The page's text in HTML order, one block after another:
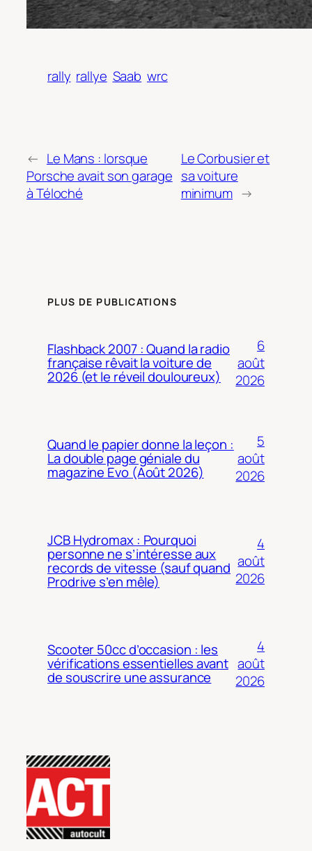
rally rallye Saab wrc
← Le Mans : lorsque
Porsche avait son garage
à Téloché
Le Corbusier et
sa voiture
minimum →
PLUS DE PUBLICATIONS
Flashback 2007 : Quand la radio
française rêvait la voiture de
2026 (et le réveil douloureux)
6
août
2026
Quand le papier donne la leçon :
La double page géniale du
magazine Evo (Août 2026)
5
août
2026
JCB Hydromax : Pourquoi
personne ne s’intéresse aux
records de vitesse (sauf quand
Prodrive s’en mêle)
4
août
2026
Scooter 50cc d’occasion : les
vérifications essentielles avant
de souscrire une assurance
4
août
2026